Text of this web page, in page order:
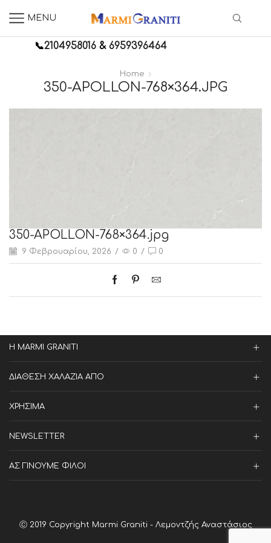
MENU
📞2104958016 &6959396464
Home
350-APOLLON-768×364.JPG
350-APOLLON-768×364.jpg
9 Φεβρουαρίου, 2026 / 0 / 0
Η MARMI GRANITI
ΔΙΑΘΕΣΗ ΧΑΛΑΖΙΑ ΑΠΟ
ΧΡΗΣΙΜΑ
NEWSLETTER
ΑΣ ΓΙΝΟΥΜΕ ΦΙΛΟΙ
Ⓒ 2019 Copyright Marmi Graniti - Λεμοντζής Αναστάσιος